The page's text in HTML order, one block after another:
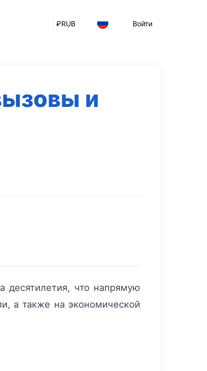
₽RUB Войти
и
десятилетия, что напрямую
а также на экономической